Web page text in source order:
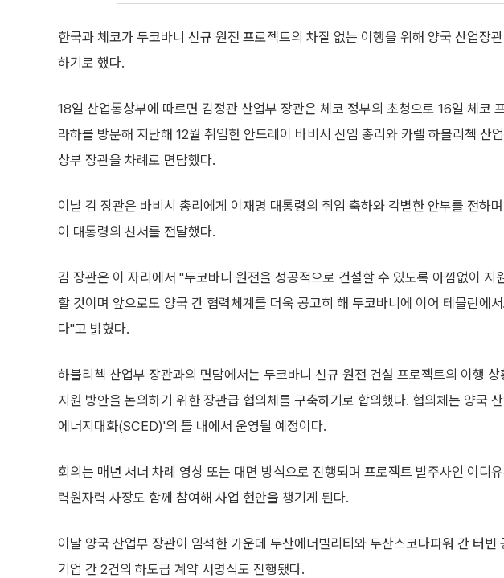
한국과 체코가 두코바니 신규 원전 프로젝트의 차질 없는 이행을 위해 양국 산업장
하기로 했다.
18일 산업통상부에 따르면 김정관 산업부 장관은 체코 정부의 초청으로 16일 체코
라하를 방문해 지난해 12월 취임한 안드레이 바비시 신임 총리와 카렐 하블리첵 산
상부 장관을 차례로 면담했다.
이날 김 장관은 바비시 총리에게 이재명 대통령의 취임 축하와 각별한 안부를 전하며
이 대통령의 친서를 전달했다.
김 장관은 이 자리에서 "두코바니 원전을 성공적으로 건설할 수 있도록 아낌없이 지
할 것이며 앞으로도 양국 간 협력체계를 더욱 공고히 해 두코바니에 이어 테믈린에
다"고 밝혔다.
하블리첵 산업부 장관과의 면담에서는 두코바니 신규 원전 건설 프로젝트의 이행
지원 방안을 논의하기 위한 장관급 협의체를 구축하기로 합의했다. 협의체는 양국
에너지대화(SCED)'의 틀 내에서 운영될 예정이다.
회의는 매년 서너 차례 영상 또는 대면 방식으로 진행되며 프로젝트 발주사인 이디
력원자력 사장도 함께 참여해 사업 현안을 챙기게 된다.
이날 양국 산업부 장관이 임석한 가운데 두산에너빌리티와 두산스코다파워 간 터빈
기업 간 2건의 하도급 계약 서명식도 진행됐다.